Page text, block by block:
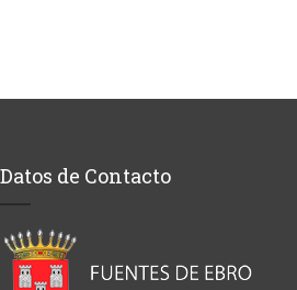
letra
Datos de Contacto